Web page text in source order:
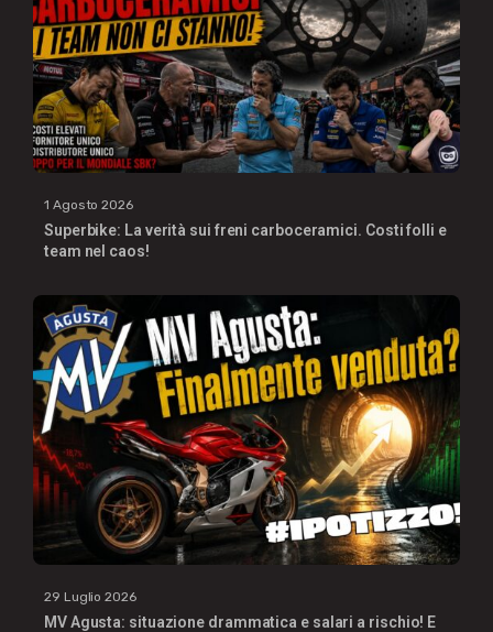
1 Agosto 2026
Superbike: La verità sui freni carboceramici. Costi folli e
team nel caos!
29 Luglio 2026
MV Agusta: situazione drammatica e salari a rischio! E